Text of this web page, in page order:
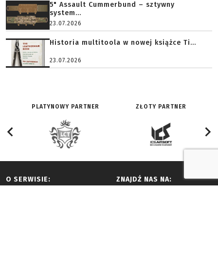
5" Assault Cummerbund – sztywny
system...
23.07.2026
Historia multitoola w nowej książce Ti...
23.07.2026
PLATYNOWY PARTNER ZŁOTY PARTNER
O SERWISIE: ZNAJDŹ NAS NA: